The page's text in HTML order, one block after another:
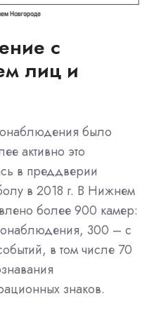
с
лиц и
было
активно это
в преддверии
в 2018 г. В Нижнем
более 900 камер:
300 – с
в том числе 70
знаков.